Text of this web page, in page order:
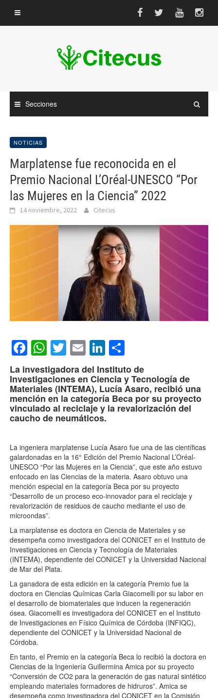
contenido
Secciones
NOTICIAS
Marplatense fue reconocida en el
Premio Nacional L’Oréal-UNESCO “Por
las Mujeres en la Ciencia” 2022
14 noviembre, 2022 Citecus
Facebook
WhatsApp
Twitter
EmailLinkedIn
La investigadora del Instituto de
Investigaciones en Ciencia y Tecnología de
Materiales (INTEMA), Lucía Asaro, recibió una
mención en la categoría Beca por su proyecto
vinculado al reciclaje y la revalorización del
caucho de neumáticos.
La ingeniera marplatense Lucía Asaro fue una de las científicas
galardonadas en la 16° Edición del Premio Nacional L’Oréal-
UNESCO “Por las Mujeres en la Ciencia”, que este año estuvo
enfocado en las Ciencias de la materia. Asaro obtuvo una
mención especial en la categoría Beca por su proyecto
“Desarrollo de un proceso eco-innovador para el reciclaje y
revalorización de residuos de caucho mediante el uso de
microondas”.
La marplatense es doctora en Ciencia de Materiales y se
desempeña como investigadora del CONICET en el Instituto de
Investigaciones en Ciencia y Tecnología de Materiales
(INTEMA), dependiente del CONICET y la Universidad Nacional
de Mar del Plata.
La ganadora de esta edición en la categoría Premio fue la
doctora en Ciencias Químicas Carla Giacomelli por su labor en
el desarrollo de biomateriales que inducen la regeneración
ósea. Giacomelli es investigadora del CONICET en el Instituto
de Investigaciones en Físico Química de Córdoba (INFIQC),
dependiente del CONICET y la Universidad Nacional de
Córdoba.
En tanto, el Premio en la categoría Beca lo recibió la doctora en
Ciencias de la Ingeniería Guillermina Amica por su proyecto
“Conversión de CO2 para la generación de gas natural sintético
empleando materiales formadores de hidruros”. Amica se
desempeña como investigadora del CONICET en la Comisión